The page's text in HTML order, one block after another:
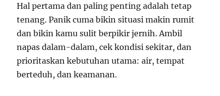
Hal pertama dan paling penting adalah tetap
tenang. Panik cuma bikin situasi makin rumit
dan bikin kamu sulit berpikir jernih. Ambil
napas dalam-dalam, cek kondisi sekitar, dan
prioritaskan kebutuhan utama: air, tempat
berteduh, dan keamanan.